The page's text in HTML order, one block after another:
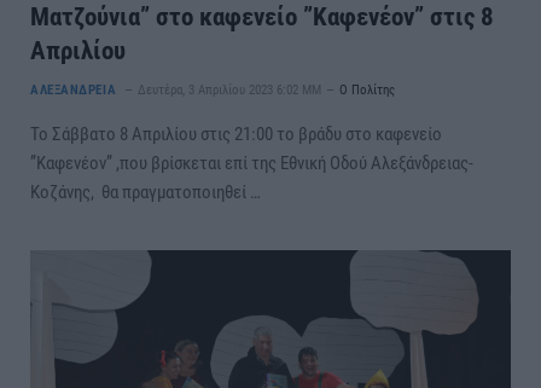
Ματζούνια” στο καφενείο ”Καφενέον” στις 8
Απριλίου
ΑΛΕΞΑΝΔΡΕΙΑ Δευτέρα, 3 Απριλίου 2023 6:02 ΜΜ Ο Πολίτης
Το Σάββατο 8 Απριλίου στις 21:00 το βράδυ στο καφενείο
”Καφενέον” ,που βρίσκεται επί της Εθνική Οδού Αλεξάνδρειας-
Κοζάνης, θα πραγματοποιηθεί …